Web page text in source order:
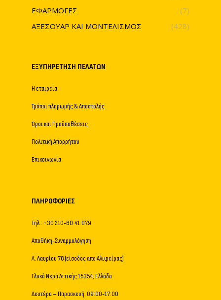
ΕΦΑΡΜΟΓΕΣ
(7)
ΑΞΕΣΟΥΑΡ ΚΑΙ ΜΟΝΤΕΛΙΣΜΟΣ
(428)
ΕΞΥΠΗΡΈΤΗΣΗ ΠΕΛΑΤΏΝ
Η εταιρεία
Τρόποι πληρωμής & Αποστολής
Όροι και Προϋποθέσεις
Πολιτική Απορρήτου
Επικοινωνία
ΠΛΗΡΟΦΟΡΊΕΣ
Τηλ.: +30 210-60.41.079
Αποθήκη-Συναρμολόγηση
Λ. Λαυρίου 78 (είσοδος απο Αλιφείρας)
Γλυκά Νερά Αττικής 15354, Ελλάδα
Δευτέρα – Παρασκευή: 09:00-17:00